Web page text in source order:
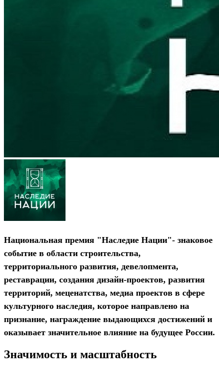
Национальная премия "Наследие Нации"- знаковое
событие в области строительства,
территориального развития, девелопмента,
реставрации, создания дизайн-проектов, развития
территорий, меценатства, медиа проектов в сфере
культурного наследия, которое направлено на
признание, награждение выдающихся достижений и
оказывает значительное влияние на будущее России.
Значимость и масштабность